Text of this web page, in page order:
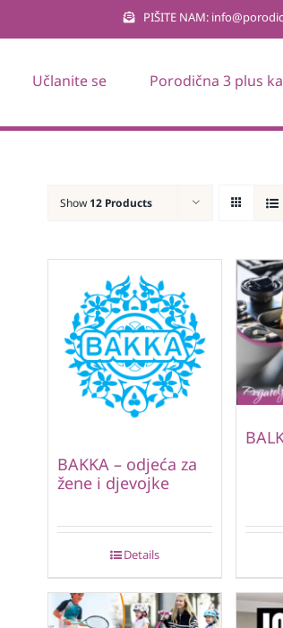
PIŠITE NAM:
Učlanite se Porodična 3 plus
Show 12 Products
BAKKA – odjeća za
žene i djevojke
Details